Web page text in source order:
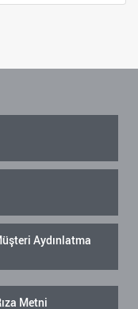
Aydınlatma
Metni